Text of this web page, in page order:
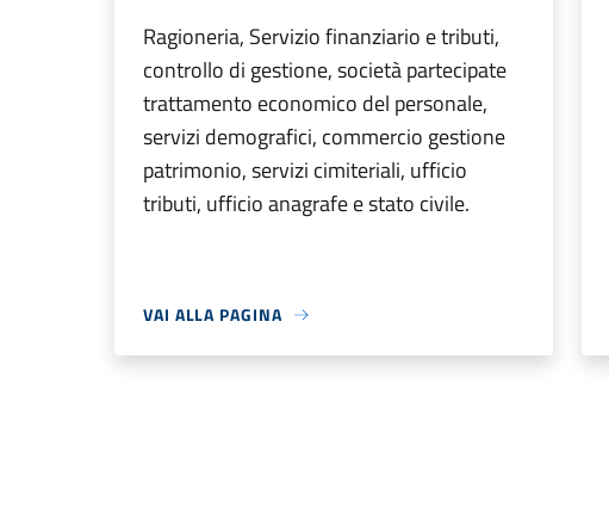
Ragioneria, Servizio finanziario e tributi,
controllo di gestione, società partecipate
trattamento economico del personale,
servizi demografici, commercio gestione
patrimonio, servizi cimiteriali, ufficio
tributi, ufficio anagrafe e stato civile.
VAI ALLA PAGINA